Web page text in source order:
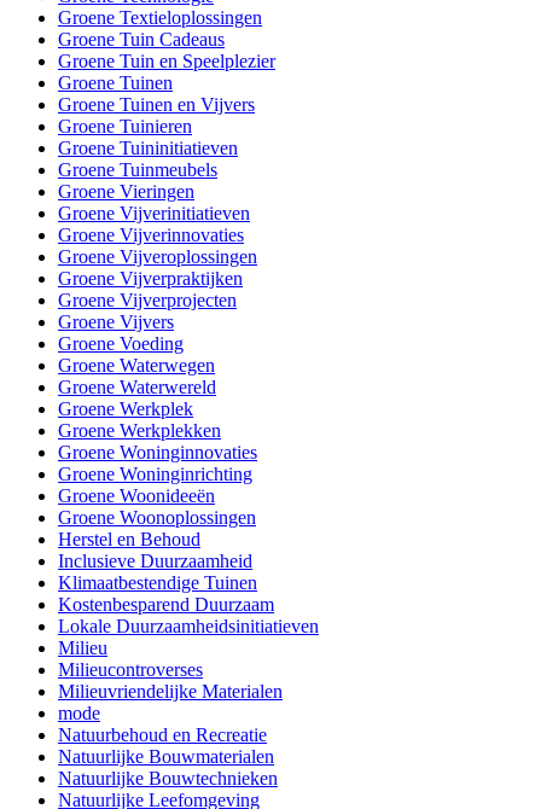
Groene Textieloplossingen
Groene Tuin Cadeaus
Groene Tuin en Speelplezier
Groene Tuinen
Groene Tuinen en Vijvers
Groene Tuinieren
Groene Tuininitiatieven
Groene Tuinmeubels
Groene Vieringen
Groene Vijverinitiatieven
Groene Vijverinnovaties
Groene Vijveroplossingen
Groene Vijverpraktijken
Groene Vijverprojecten
Groene Vijvers
Groene Voeding
Groene Waterwegen
Groene Waterwereld
Groene Werkplek
Groene Werkplekken
Groene Woninginnovaties
Groene Woninginrichting
Groene Woonideeën
Groene Woonoplossingen
Herstel en Behoud
Inclusieve Duurzaamheid
Klimaatbestendige Tuinen
Kostenbesparend Duurzaam
Lokale Duurzaamheidsinitiatieven
Milieu
Milieucontroverses
Milieuvriendelijke Materialen
mode
Natuurbehoud en Recreatie
Natuurlijke Bouwmaterialen
Natuurlijke Bouwtechnieken
Natuurlijke Leefomgeving